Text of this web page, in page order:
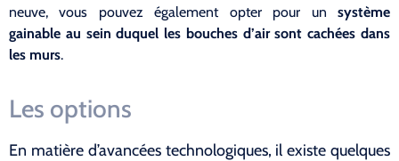
neuve, vous pouvez également opter pour un système
gainable au sein duquel les bouches d’air sont cachées dans
les murs.
Les options
En matière d’avancées technologiques, il existe quelques